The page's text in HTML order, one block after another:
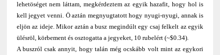
lehetöséget nem láttam, megkérdeztem az egyik hazafit, hogy hol is
kell jegyet venni. Ö aztán megnyugtatott hogy nyugi-nyugi, annak is
eljön az ideje. Mikor aztán a busz megindúlt egy csaj felkelt az egyik
ülésröl, körbement és osztogatta a jegyeket, 10 rubelért (~$0.34).
A buszról csak annyit, hogy talán még ocskább volt mint az egykori